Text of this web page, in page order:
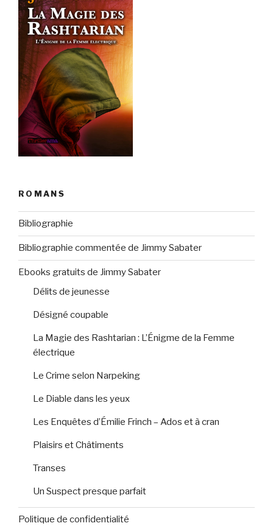
ROMANS
Bibliographie
Bibliographie commentée de Jimmy Sabater
Ebooks gratuits de Jimmy Sabater
Délits de jeunesse
Désigné coupable
La Magie des Rashtarian : L’Énigme de la Femme
électrique
Le Crime selon Narpeking
Le Diable dans les yeux
Les Enquêtes d’Émilie Frinch – Ados et à cran
Plaisirs et Châtiments
Transes
Un Suspect presque parfait
Politique de confidentialité